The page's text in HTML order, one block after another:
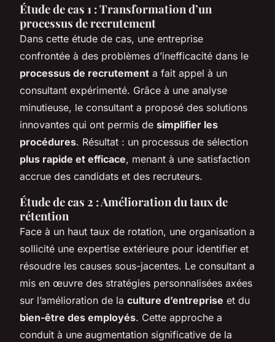
Étude de cas 1 : Transformation d’un
processus de recrutement
Dans cette étude de cas, une entreprise
confrontée à des problèmes d’inefficacité dans le
processus de recrutement a fait appel à un
consultant expérimenté. Grâce à une analyse
minutieuse, le consultant a proposé des solutions
innovantes qui ont permis de simplifier les
procédures. Résultat : un processus de sélection
plus rapide et efficace, menant à une satisfaction
accrue des candidats et des recruteurs.
Étude de cas 2 : Amélioration du taux de
rétention
Face à un haut taux de rotation, une organisation a
sollicité une expertise extérieure pour identifier et
résoudre les causes sous-jacentes. Le consultant a
mis en œuvre des stratégies personnalisées axées
sur l’amélioration de la culture d’entreprise et du
bien-être des employés. Cette approche a
conduit à une augmentation significative de la